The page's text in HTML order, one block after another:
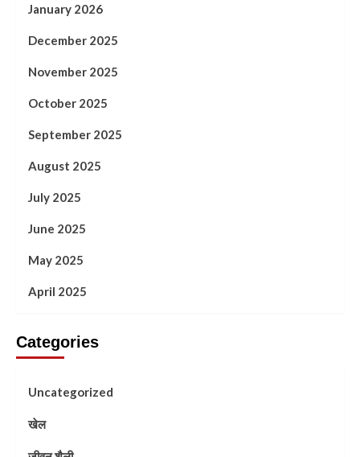
January 2026
December 2025
November 2025
October 2025
September 2025
August 2025
July 2025
June 2025
May 2025
April 2025
Categories
Uncategorized
खेल